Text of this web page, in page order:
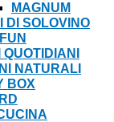
MAGNUM
DI SOLOVINO
NATURALI
BOX